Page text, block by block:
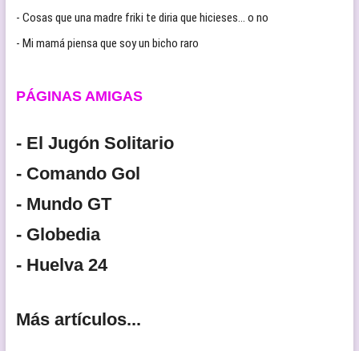
- Cosas que una madre friki te diria que hicieses… o no
- Mi mamá piensa que soy un bicho raro
PÁGINAS AMIGAS
- El Jugón Solitario
- Comando Gol
- Mundo GT
- Globedia
- Huelva 24
Más artículos...